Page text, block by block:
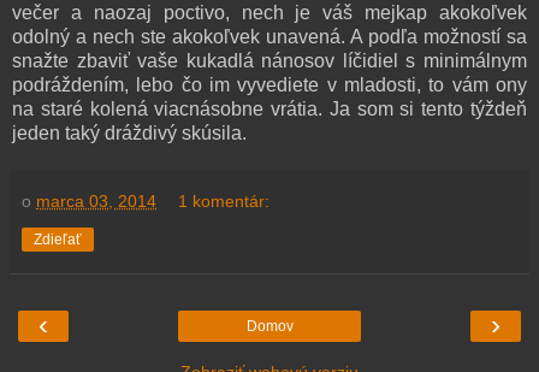
večer a naozaj poctivo, nech je váš mejkap akokoľvek
odolný a nech ste akokoľvek unavená. A podľa možností sa
snažte zbaviť vaše kukadlá nánosov líčidiel s minimálnym
podráždením, lebo čo im vyvediete v mladosti, to vám ony
na staré kolená viacnásobne vrátia. Ja som si tento týždeň
jeden taký dráždivý skúsila.
o marca 03, 2014 1 komentár:
Zdieľať
‹ ›
Domov